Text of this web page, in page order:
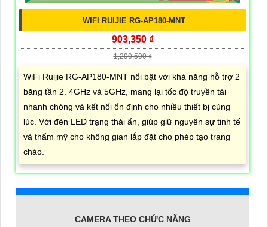
WIFI RUIJIE RG-AP180-MNT
903,350 ₫
1,290,500 ₫
WiFi Ruijie RG-AP180-MNT nổi bật với khả năng hỗ trợ 2
băng tần 2. 4GHz và 5GHz, mang lại tốc độ truyền tải
nhanh chóng và kết nối ổn định cho nhiều thiết bị cùng
lúc. Với đèn LED trạng thái ẩn, giúp giữ nguyên sự tinh tế
và thẩm mỹ cho không gian lắp đặt cho phép tạo trang
chào.
CAMERA THEO CHỨC NĂNG